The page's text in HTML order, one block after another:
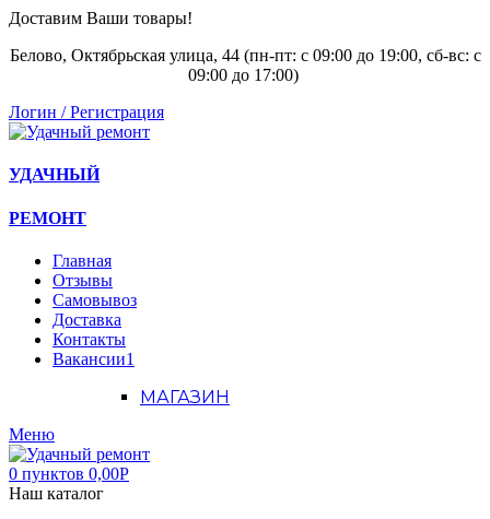
Доставим Ваши товары!
Белово, Октябрьская улица, 44 (пн-пт: с 09:00 до 19:00, сб-вс: с
09:00 до 17:00)
Логин / Регистрация
УДАЧНЫЙ
РЕМОНТ
Главная
Отзывы
Самовывоз
Доставка
Контакты
Вакансии1
МАГАЗИН
Меню
0 пунктов 0,00Р
Наш каталог